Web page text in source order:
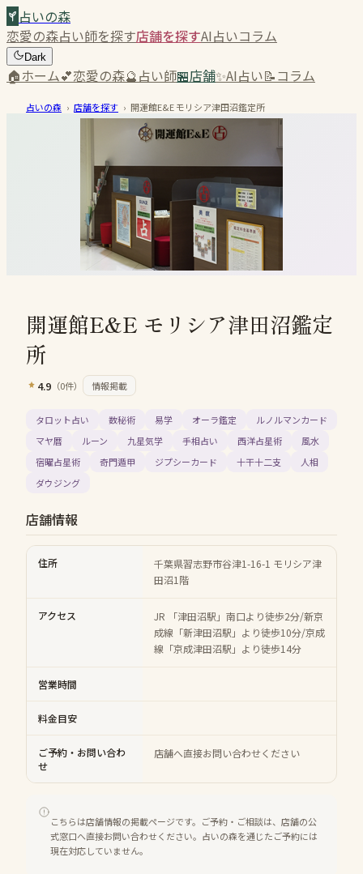
占いの森
恋愛の森占い師を探す店舗を探すAI占いコラム
Dark
🏠ホーム💕恋愛の森🔮占い師🏪店舗✨AI占い📝コラム
占いの森 › 店舗を探す › 開運館E&E モリシア津田沼鑑定所
開運館E&E モリシア津田沼鑑定
所
4.9 （0件） 情報掲載
タロット占い 数秘術 易学 オーラ鑑定
ルノルマンカード
マヤ暦
ルーン 九星気学 手相占い 西洋占星術
風水
宿曜占星術
奇門遁甲 ジプシーカード 十干十二支
人相
ダウジング
店舗情報
住所
千葉県習志野市谷津1-16-1 モリシア津
田沼1階
アクセス
JR 「津田沼駅」南口より徒歩2分/新京
成線「新津田沼駅」より徒歩10分/京成
線「京成津田沼駅」より徒歩14分
営業時間
料金目安
ご予約・お問い合わ
せ
店舗へ直接お問い合わせください
こちらは店舗情報の掲載ページです。ご予約・ご相談は、店舗の公
式窓口へ直接お問い合わせください。占いの森を通じたご予約には
現在対応していません。